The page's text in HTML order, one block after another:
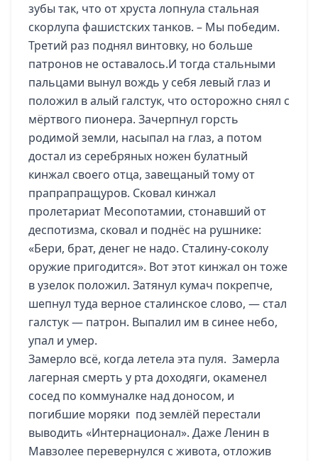
зубы так, что от хруста лопнула стальная
скорлупа фашистских танков. – Мы победим.
Третий раз поднял винтовку, но больше
патронов не оставалось.И тогда стальными
пальцами вынул вождь у себя левый глаз и
положил в алый галстук, что осторожно снял с
мёртвого пионера. Зачерпнул горсть
родимой земли, насыпал на глаз, а потом
достал из серебряных ножен булатный
кинжал своего отца, завещаный тому от
прапрапращуров. Сковал кинжал
пролетариат Месопотамии, стонавший от
деспотизма, сковал и поднёс на рушнике:
«Бери, брат, денег не надо. Сталину-соколу
оружие пригодится». Вот этот кинжал он тоже
в узелок положил. Затянул кумач покрепче,
шепнул туда верное сталинское слово, — стал
галстук — патрон. Выпалил им в синее небо,
упал и умер.
Замерло всё, когда летела эта пуля. Замерла
лагерная смерть у рта доходяги, окаменел
сосед по коммуналке над доносом, и
погибшие моряки под землёй перестали
выводить «Интернационал». Даже Ленин в
Мавзолее перевернулся с живота, отложив